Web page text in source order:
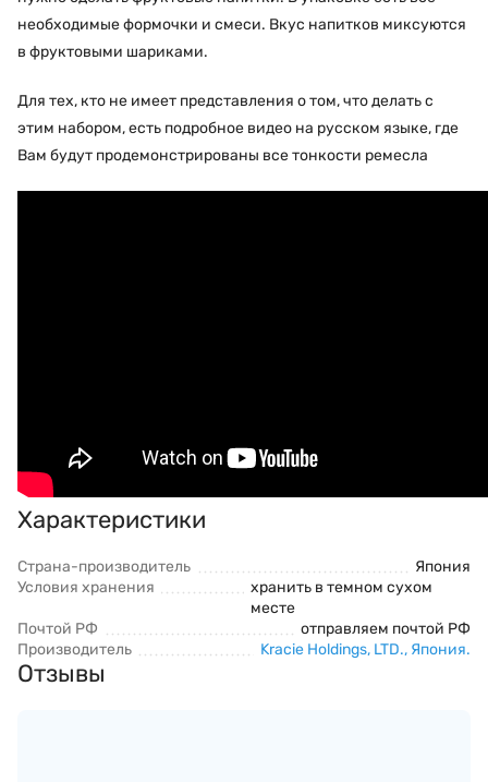
необходимые формочки и смеси. Вкус напитков миксуются
в фруктовыми шариками.
Для тех, кто не имеет представления о том, что делать с
этим набором, есть подробное видео на русском языке, где
Вам будут продемонстрированы все тонкости ремесла
Характеристики
Страна-производитель
Япония
Условия хранения
хранить в темном сухом
месте
Почтой РФ
отправляем почтой РФ
Производитель
Kracie Holdings, LTD., Япония.
Отзывы